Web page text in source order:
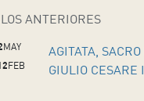
ANTERIORES
MAY AGITATA,
FEB GIULIO CESARE